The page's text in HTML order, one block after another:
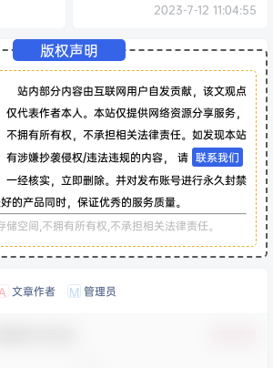
2023-7-12 11:04:55
版权声明
站内部分内容由互联网用户自发贡献，该文观点
仅代表作者本人。本站仅提供网络资源分享服务，
不拥有所有权，不承担相关法律责任。如发现本站
有涉嫌抄袭侵权/违法违规的内容， 请 联系我们
一经核实，立即删除。并对发布账号进行永久封禁
的产品同时，保证优秀的服务质量。
储空间,不拥有所有权,不承担相关法律责任。
文章作者 M 管理员